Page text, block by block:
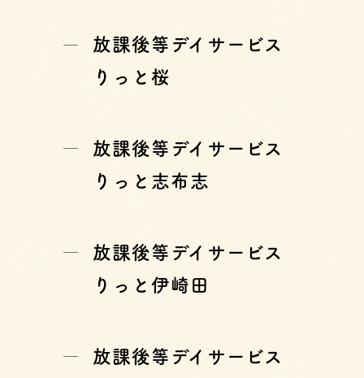
放課後等デイサービス
りっと桜
放課後等デイサービス
りっと志布志
放課後等デイサービス
りっと伊崎田
放課後等デイサービス